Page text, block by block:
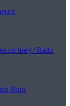
cu tine) / Radu
Buțu